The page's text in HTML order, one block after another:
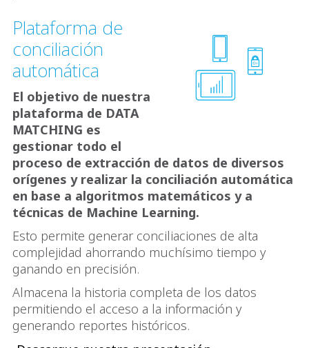
Plataforma de
conciliación
automática
El objetivo de nuestra
plataforma de DATA
MATCHING es
gestionar todo el
proceso de extracción de datos de diversos
orígenes y realizar la conciliación automática
en base a algoritmos matemáticos y a
técnicas de Machine Learning.
Esto permite generar conciliaciones de alta
complejidad ahorrando muchísimo tiempo y
ganando en precisión.
Almacena la historia completa de los datos
permitiendo el acceso a la información y
generando reportes históricos.